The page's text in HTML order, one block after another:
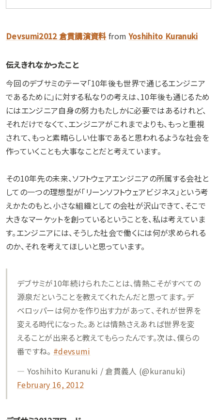
Devsumi2012 倉貫講演資料 fromYoshihito Kuranuki
伝えきれなかったこと
今回のデブサミのテーマ「10年後も世界で通じるエンジニア
であるために」に対する私なりの考えは、10年後も通じるため
にはエンジニア自身の努力もたしかに必要ではあるけれど、
それだけでなくて、エンジニアがこれまでよりも、もっと重視
されて、もっと素晴らしい仕事であると思われるような社会を
作っていくことも大事なことだと考えています。
その10年先の未来、ソフトウェアエンジニアの所属する会社と
しての一つの理想型が「リーンソフトウェアビジネス」という考
えかたのもと、小さな組織としての会社が沢山できて、そこで
大きなマーケットを創っているということを、私は考えていま
す。エンジニアには、そうした社会で働くには何が求められる
のか、それを考えてほしいと思っています。
デブサミが10年続けられたことは、情熱こそがすべての
源泉だということを教えてくれたんだと思ってます。デ
ベロッパーは何かを作り出す力があって、それが世界を
変える時代になった。あとは情熱さえあれば世界を変
えることが出来ると教えてもらったんです。次は、僕らの
番ですね。 #devsumi
— Yoshihito Kuranuki / 倉貫義人 (@kuranuki)
February 16, 2012